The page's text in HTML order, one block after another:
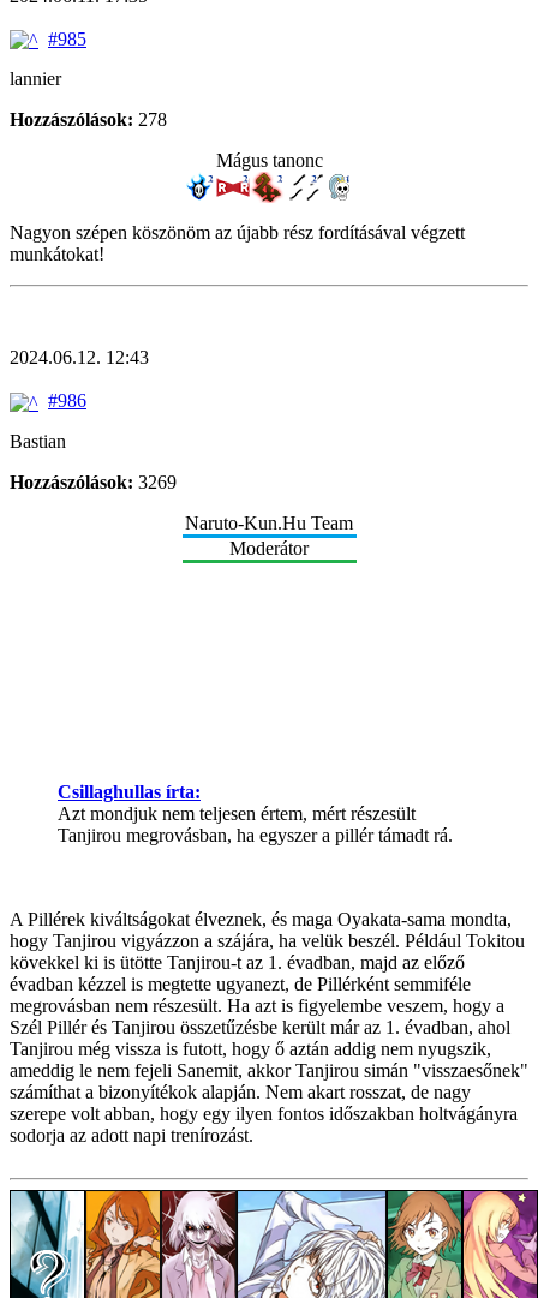
#985
lannier
Hozzászólások: 278
Mágus tanonc
Nagyon szépen köszönöm az újabb rész fordításával végzett
munkátokat!
2024.06.12. 12:43
#986
Bastian
Hozzászólások: 3269
Naruto-Kun.Hu Team
Moderátor
Csillaghullas írta:
Azt mondjuk nem teljesen értem, mért részesült
Tanjirou megrovásban, ha egyszer a pillér támadt rá.
A Pillérek kiváltságokat élveznek, és maga Oyakata-sama mondta,
hogy Tanjirou vigyázzon a szájára, ha velük beszél. Például Tokitou
kövekkel ki is ütötte Tanjirou-t az 1. évadban, majd az előző
évadban kézzel is megtette ugyanezt, de Pillérként semmiféle
megrovásban nem részesült. Ha azt is figyelembe veszem, hogy a
Szél Pillér és Tanjirou összetűzésbe került már az 1. évadban, ahol
Tanjirou még vissza is futott, hogy ő aztán addig nem nyugszik,
ameddig le nem fejeli Sanemit, akkor Tanjirou simán "visszaesőnek"
számíthat a bizonyítékok alapján. Nem akart rosszat, de nagy
szerepe volt abban, hogy egy ilyen fontos időszakban holtvágányra
sodorja az adott napi trenírozást.